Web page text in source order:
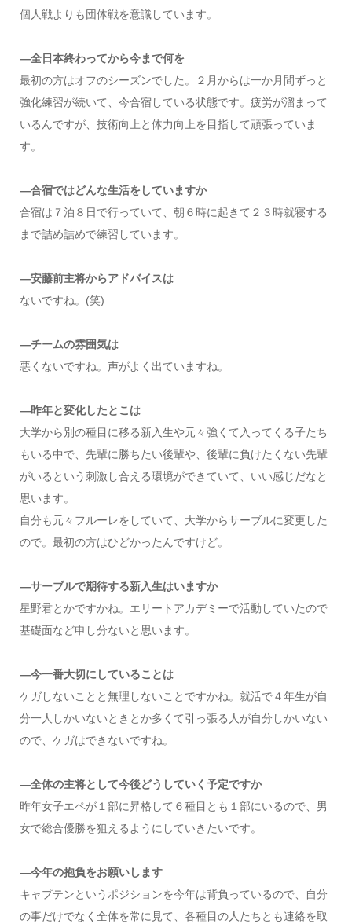
個人戦よりも団体戦を意識しています。
—全日本終わってから今まで何を
最初の方はオフのシーズンでした。２月からは一か月間ずっと
強化練習が続いて、今合宿している状態です。疲労が溜まって
いるんですが、技術向上と体力向上を目指して頑張っていま
す。
—合宿ではどんな生活をしていますか
合宿は７泊８日で行っていて、朝６時に起きて２３時就寝する
まで詰め詰めで練習しています。
—安藤前主将からアドバイスは
ないですね。(笑)
—チームの雰囲気は
悪くないですね。声がよく出ていますね。
—昨年と変化したとこは
大学から別の種目に移る新入生や元々強くて入ってくる子たち
もいる中で、先輩に勝ちたい後輩や、後輩に負けたくない先輩
がいるという刺激し合える環境ができていて、いい感じだなと
思います。
自分も元々フルーレをしていて、大学からサーブルに変更した
ので。最初の方はひどかったんですけど。
—サーブルで期待する新入生はいますか
星野君とかですかね。エリートアカデミーで活動していたので
基礎面など申し分ないと思います。
—今一番大切にしていることは
ケガしないことと無理しないことですかね。就活で４年生が自
分一人しかいないときとか多くて引っ張る人が自分しかいない
ので、ケガはできないですね。
—全体の主将として今後どうしていく予定ですか
昨年女子エペが１部に昇格して６種目とも１部にいるので、男
女で総合優勝を狙えるようにしていきたいです。
—今年の抱負をお願いします
キャプテンというポジションを今年は背負っているので、自分
の事だけでなく全体を常に見て、各種目の人たちとも連絡を取